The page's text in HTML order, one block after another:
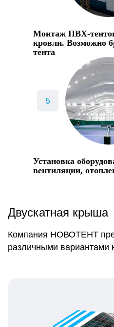
Монтаж ПВХ-
кровли. Возможно
тента
Установка
вентиляции,
Двускатная крыша
Компания НОВОТЕНТ
различными вариантами